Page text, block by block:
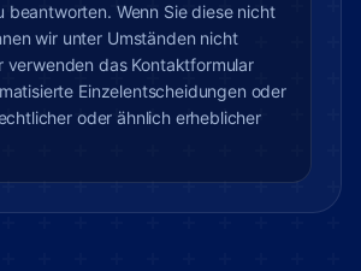
beantworten. Wenn Sie diese nicht
wir unter Umständen nicht
verwenden das Kontaktformular
Einzelentscheidungen oder
oder ähnlich erheblicher